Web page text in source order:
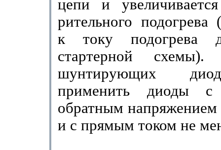
цепи и
рительного подогрева
к току подогрева
стартерной
шунтирующих
применить диоды с
обратным
и с прямым током не